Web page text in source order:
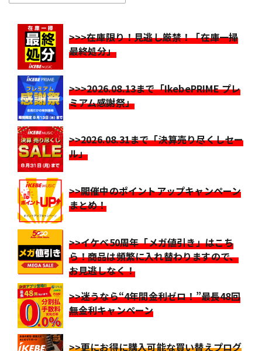
>>>在庫限り！見逃し厳禁！「在庫一掃
最終処分」
>>>2026.08.13まで「IkebePRIME プレ
ミアム感謝祭」
>>2026.08.31まで「決算売り尽くしセー
ル」
>>開催中のポイントアップキャンペーン
まとめ！
>>イケベ50周年「メガ値引き」はこち
ら！商品は頻繁に入れ替わりますので、
お見逃しなく！
>>迷うなら“4年間金利ゼロ！”最長48回
無金利キャンペーン
>>更にお得に購入可能な買い替えプログ